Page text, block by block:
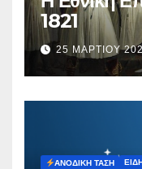
1821
25 ΜΑΡΤΊΟΥ
ΑΝΟΔΙΚΉ ΤΆΣΗ